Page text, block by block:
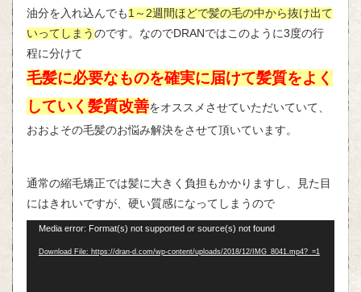
油分を入れ込んでも 1～2週間ほどで髪の毛の中から抜け出て
いってしまう のです。なのでDRANではこのように3度の行
程に分けて
毛髪に必要なものを確実に届けて髪質をよく
していく髪質改善をオススメさせていただいていて、
おおよその毛髪のお悩み解決をさせて頂いています。
通常の縮毛矯正では髪に大きく負担もかかりますし、見た目
にはきれいですが、硬い質感になってしまうので
Media error: Format(s) not supported or source(s) not found
Download File: https://dran-d.com/wp-content/uploads/2018/12/IMG_8041.mp4?_=1